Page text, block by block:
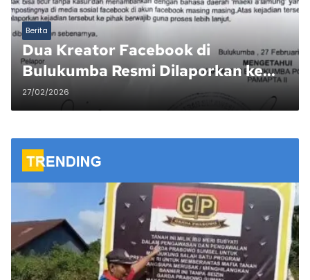
Berita
Dua Kreator Facebook di
Bulukumba Resmi Dilaporkan ke
Polisi Atas Dugaan Penistaan
Agama
27/02/2026